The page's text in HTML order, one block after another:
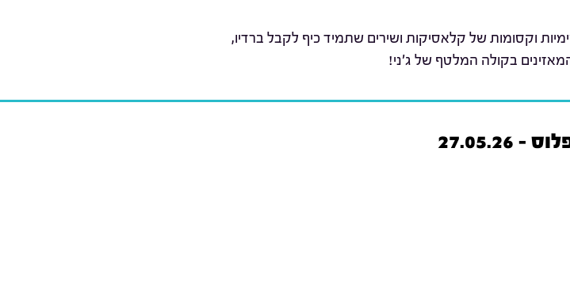
וקסומות של קלאסיקות ושירים שתמיד כיף לקבל ברדיו,
בקולה המלטף של ג'ני!
27.05.26